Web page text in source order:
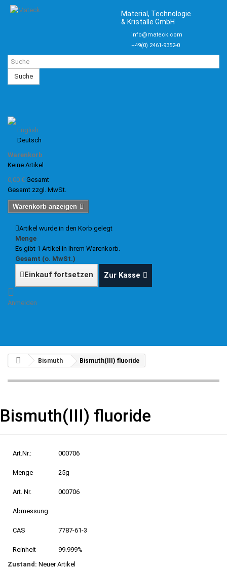
Material, Technologie
& Kristalle GmbH
info@mateck.com
+49(0) 2461-9352-0
Suche
English
Deutsch
Warenkorb
Keine Artikel
0,00 € Gesamt
Gesamt zzgl. MwSt.
Warenkorb anzeigen
Artikel wurde in den Korb gelegt
Menge
Es gibt 1 Artikel in Ihrem Warenkorb.
Gesamt (o. MwSt.)
Einkauf fortsetzen Zur Kasse
Anmelden
Bismuth Bismuth(III) fluoride
Bismuth(III) fluoride
Art.Nr.: 000706
Menge 25g
Art. Nr. 000706
Abmessung
CAS 7787-61-3
Reinheit
99.999%
Zustand: Neuer Artikel